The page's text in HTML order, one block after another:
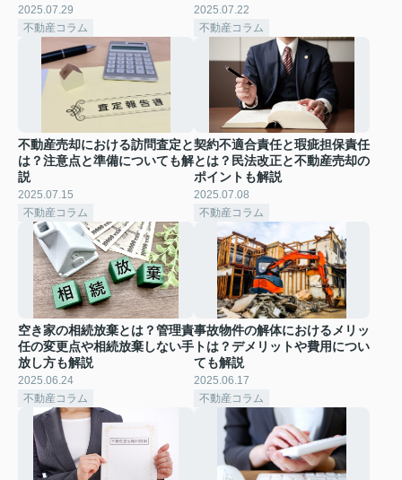
2025.07.29
不動産コラム
2025.07.22
不動産コラム
不動産売却における訪問査定と
は？注意点と準備についても解
説
2025.07.15
不動産コラム
契約不適合責任と瑕疵担保責任
とは？民法改正と不動産売却の
ポイントも解説
2025.07.08
不動産コラム
空き家の相続放棄とは？管理責
任の変更点や相続放棄しない手
放し方も解説
2025.06.24
不動産コラム
事故物件の解体におけるメリッ
トは？デメリットや費用につい
ても解説
2025.06.17
不動産コラム